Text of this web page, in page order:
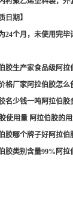
日期】
24个月，未使用完毕
胶生产家食品级阿
格厂家阿拉伯胶怎
名少钱一吨阿拉伯
使用量 阿拉伯胶的
胶哪个牌子好阿拉
胶类别含量99%阿